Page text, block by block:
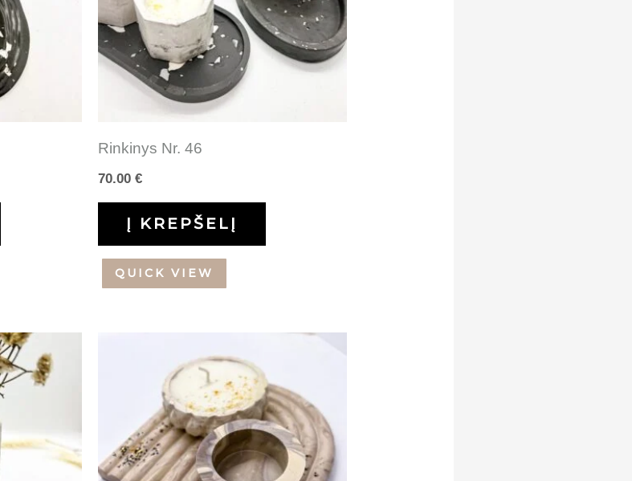
Rinkinys Nr. 46
70.00€
Į KREPŠELĮ
QUICK VIEW